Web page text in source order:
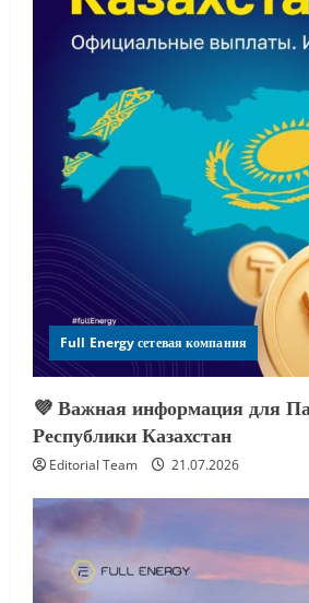
Full Energy сетевая компания
💜 Важная информация для
Республики Казахстан
Editorial Team 21.07.2026